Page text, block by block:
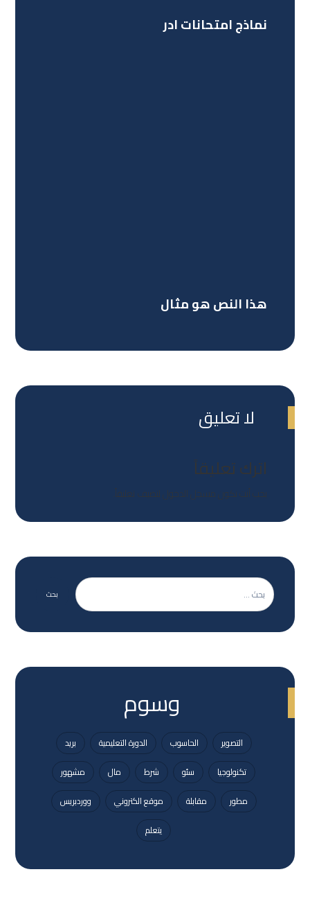
نماذج امتحانات ادر
هذا النص هو مثال
لا تعليق
اترك تعليقاً
يجب أنت تكونمسجل الدخوللتضيف تعليقاً.
وسوم
التصوير الحاسوب الدورة التعليمية
بريد
تكنولوجيا
سئو شرط مال
مشهور
مطور
مقابلة موقع الكتروني
ووردبريس
يتعلم